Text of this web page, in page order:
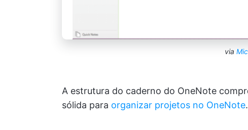
via
A estrutura do caderno do OneNote
sólida para organizar projetos no OneNote.